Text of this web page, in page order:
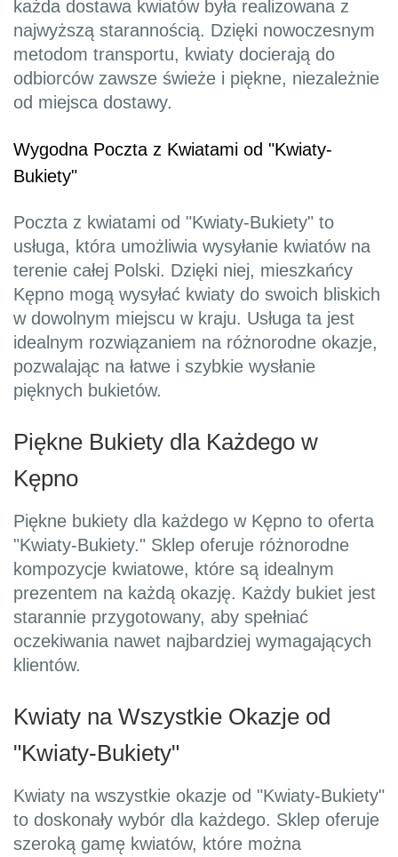
każda dostawa kwiatów była realizowana z
najwyższą starannością. Dzięki nowoczesnym
metodom transportu, kwiaty docierają do
odbiorców zawsze świeże i piękne, niezależnie
od miejsca dostawy.
Wygodna Poczta z Kwiatami od "Kwiaty-
Bukiety"
Poczta z kwiatami od "Kwiaty-Bukiety" to
usługa, która umożliwia wysyłanie kwiatów na
terenie całej Polski. Dzięki niej, mieszkańcy
Kępno mogą wysyłać kwiaty do swoich bliskich
w dowolnym miejscu w kraju. Usługa ta jest
idealnym rozwiązaniem na różnorodne okazje,
pozwalając na łatwe i szybkie wysłanie
pięknych bukietów.
Piękne Bukiety dla Każdego w
Kępno
Piękne bukiety dla każdego w Kępno to oferta
"Kwiaty-Bukiety." Sklep oferuje różnorodne
kompozycje kwiatowe, które są idealnym
prezentem na każdą okazję. Każdy bukiet jest
starannie przygotowany, aby spełniać
oczekiwania nawet najbardziej wymagających
klientów.
Kwiaty na Wszystkie Okazje od
"Kwiaty-Bukiety"
Kwiaty na wszystkie okazje od "Kwiaty-Bukiety"
to doskonały wybór dla każdego. Sklep oferuje
szeroką gamę kwiatów, które można